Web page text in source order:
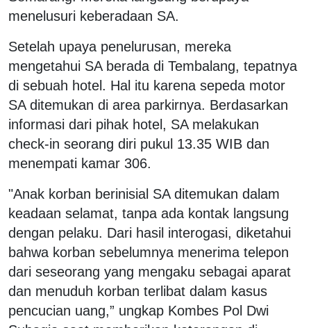
menelusuri keberadaan SA.
Setelah upaya penelurusan, mereka
mengetahui SA berada di Tembalang, tepatnya
di sebuah hotel. Hal itu karena sepeda motor
SA ditemukan di area parkirnya. Berdasarkan
informasi dari pihak hotel, SA melakukan
check-in seorang diri pukul 13.35 WIB dan
menempati kamar 306.
"Anak korban berinisial SA ditemukan dalam
keadaan selamat, tanpa ada kontak langsung
dengan pelaku. Dari hasil interogasi, diketahui
bahwa korban sebelumnya menerima telepon
dari seseorang yang mengaku sebagai aparat
dan menuduh korban terlibat dalam kasus
pencucian uang,” ungkap Kombes Pol Dwi